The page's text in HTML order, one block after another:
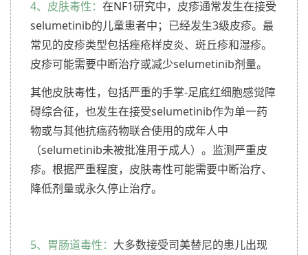
4、皮肤毒性： 在NF1研究中，皮疹通常发生在接受
selumetinib的儿童患者中；已经发生3级皮疹。最
常见的皮疹类型包括痤疮样皮炎、斑丘疹和湿疹。
皮疹可能需要中断治疗或减少selumetinib剂量。
其他皮肤毒性，包括严重的手掌-足底红细胞感觉障
碍综合征，也发生在接受selumetinib作为单一药
物或与其他抗癌药物联合使用的成年人中
（selumetinib未被批准用于成人）。监测严重皮
疹。根据严重程度，皮肤毒性可能需要中断治疗、
降低剂量或永久停止治疗。
5、胃肠道毒性： 大多数接受司美替尼的患儿出现